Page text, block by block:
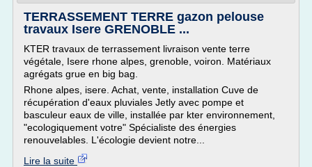
TERRASSEMENT TERRE gazon pelouse
travaux Isere GRENOBLE ...
KTER travaux de terrassement livraison vente terre
végétale, Isere rhone alpes, grenoble, voiron. Matériaux
agrégats grue en big bag.
Rhone alpes, isere. Achat, vente, installation Cuve de
récupération d'eaux pluviales Jetly avec pompe et
basculeur eaux de ville, installée par kter environnement,
"ecologiquement votre" Spécialiste des énergies
renouvelables. L'écologie devient notre...
Lire la suite